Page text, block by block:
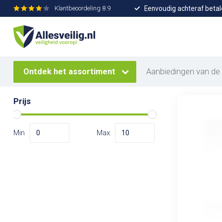
Klantbeoordeling 8.9 Eenvoudig achteraf
Ontdek het assortiment Aanbiedingen van
Home / Merken / Burnshield
Merken
Alle merken
Burnshield
Prijs
Min Max
2